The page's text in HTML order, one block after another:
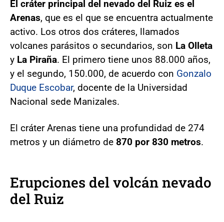
El cráter principal del nevado del Ruiz es el
Arenas, que es el que se encuentra actualmente
activo. Los otros dos cráteres, llamados
volcanes parásitos o secundarios, son La Olleta
y La Piraña. El primero tiene unos 88.000 años,
y el segundo, 150.000, de acuerdo con Gonzalo
Duque Escobar, docente de la Universidad
Nacional sede Manizales.
El cráter Arenas tiene una profundidad de 274
metros y un diámetro de 870 por 830 metros.
Erupciones del volcán nevado
del Ruiz